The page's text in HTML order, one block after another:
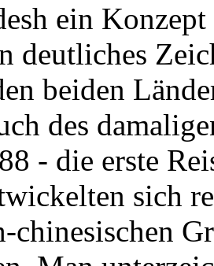
ein
deutliches
beiden
des
- die erste
sich
chinesischen